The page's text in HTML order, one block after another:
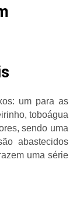
um para as
toboágua
sendo uma
abastecidos
uma série